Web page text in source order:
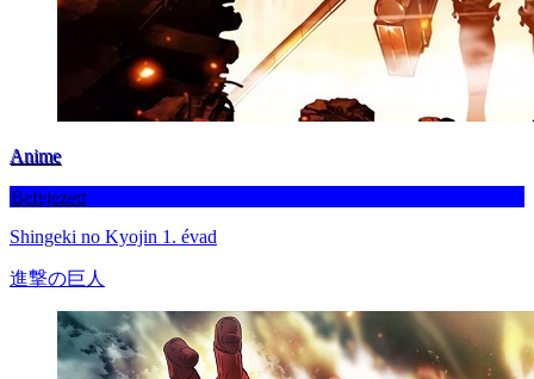
Anime
Befejezett
Shingeki no Kyojin 1. évad
進撃の巨人